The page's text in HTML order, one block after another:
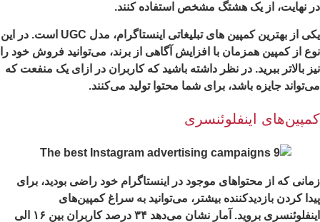
نهایت، از یک هشتگ مشخص استفاده کنند.
یکی از بهترین کمپین های تبلیغاتی اینستاگرام، مدل UGC است. در این
از کمپین همزمان با افزایش آگاهی از برند، می‌توانید فروش خود را
بالاتر ببرید. در نظر داشته باشید که کاربران در ازای یک منفعت که
جایزه باشد، برای شما محتوا تولید می‌کنند.
اینفلوئنسری
که از محتواهای موجود در اینستاگرام خود راضی بودید، برای
کردن بازدیدکننده بیشتر، می‌توانید به سراغ کمپین‌های
اینفلوئنسری بروید. آمار نشان می‌دهد ۳۴ درصد کاربران بین ۱۶ الی